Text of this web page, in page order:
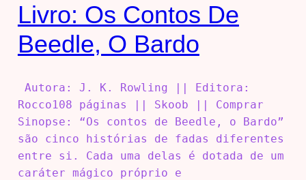
Livro: Os Contos De
Beedle, O Bardo
Autora: J. K. Rowling || Editora:
Rocco108 páginas || Skoob || Comprar
Sinopse: “Os contos de Beedle, o Bardo”
são cinco histórias de fadas diferentes
entre si. Cada uma delas é dotada de um
caráter mágico próprio e